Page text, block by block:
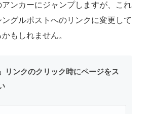
ンカーにジャンプしますが、これ
グルポストへのリンクに変更して
もしれません。
リンクのクリック時にページをス